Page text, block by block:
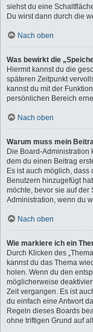
siehst du eine
Du wirst dann durch die
Nach oben
Was bewirkt die
Hiermit kannst du die
späteren Zeitpunkt
kannst du mit der
persönlichen Bereich
Nach oben
Warum muss mein
Die Board-Administration
dem du einen Beitrag
Es ist auch möglich,
Benutzern hinzugefügt
möchte, bevor sie auf der
Administration, wenn du
Nach oben
Wie markiere ich ein
Durch Klicken des
kannst du das Thema
holen. Wenn du den
möglicherweise
Zeit vergangen. Es ist
du einfach eine Antwort
Regeln dieses Boards
ohne triftigen Grund auf